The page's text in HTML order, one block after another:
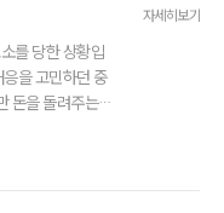
를 당한 상황입
을 고민하던 중
돈을 돌려주는
진행할 때 어
자세히보기